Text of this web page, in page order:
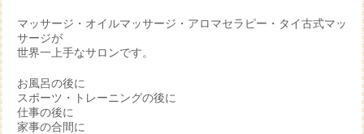
マッサージ・オイルマッサージ・アロマセラピー・タイ古式マッ
サージが
世界一上手なサロンです。
お風呂の後に
スポーツ・トレーニングの後に
仕事の後に
家事の合間に